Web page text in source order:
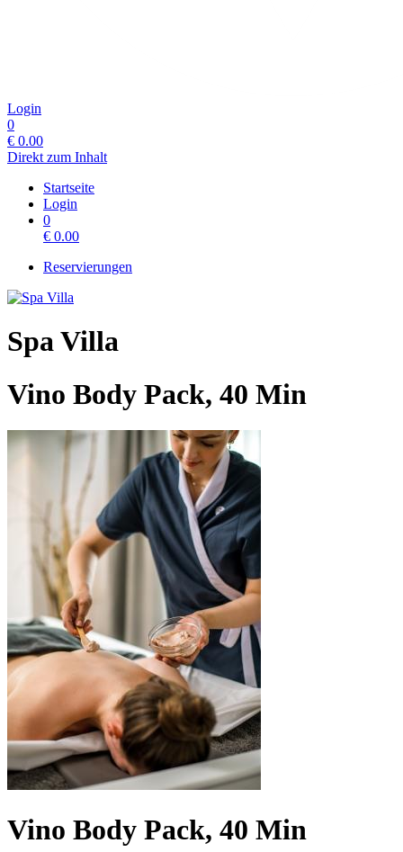
Login
0
€ 0.00
Direkt zum Inhalt
Startseite
Login
0
€ 0.00
Reservierungen
Spa Villa
Vino Body Pack, 40 Min
Vino Body Pack, 40 Min